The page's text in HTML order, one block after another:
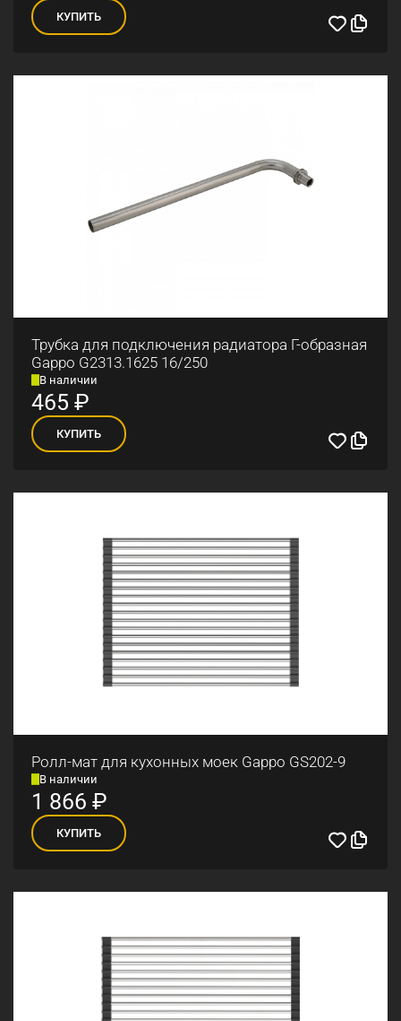
КУПИТЬ
Трубка для подключения радиатора Г-образная
Gappo G2313.1625 16/250
В наличии
465 ₽
КУПИТЬ
Ролл-мат для кухонных моек Gappo GS202-9
В наличии
1 866 ₽
КУПИТЬ